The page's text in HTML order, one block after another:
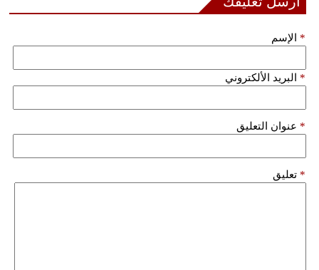
مرأة
وتكنولوجيا
الإسم *
البريد الألكتروني *
عنوان التعليق *
تعليق *